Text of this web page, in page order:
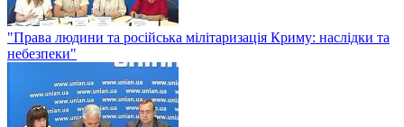
"Права людини та російська мілітаризація Криму: наслідки та
небезпеки"